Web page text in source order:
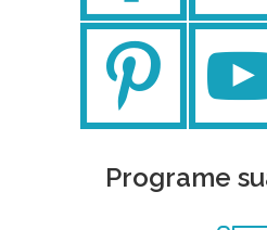
Programe